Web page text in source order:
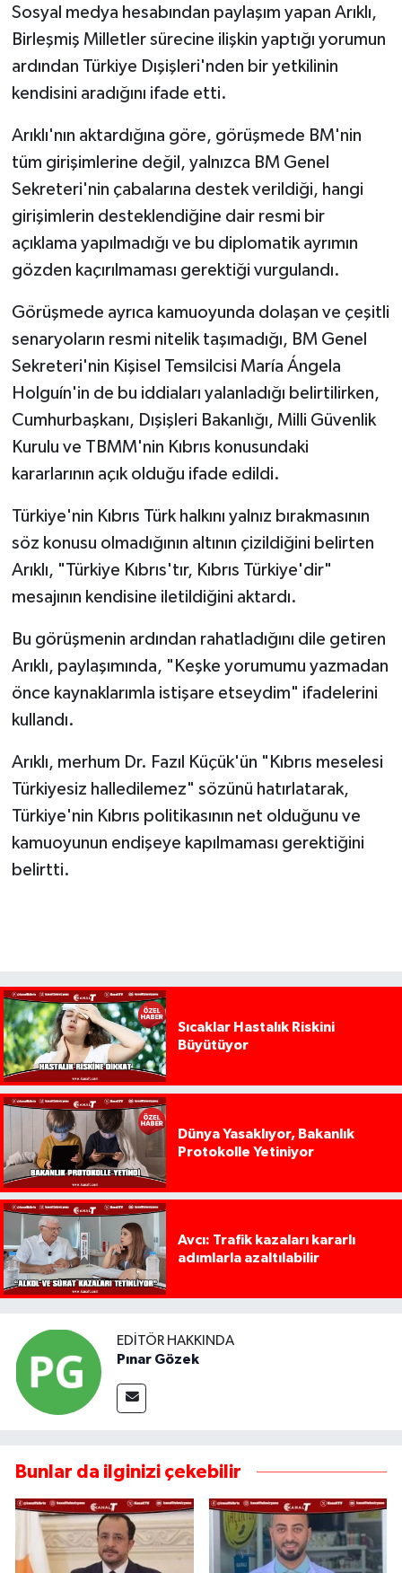
Sosyal medya hesabından paylaşım yapan Arıklı,
Birleşmiş Milletler sürecine ilişkin yaptığı yorumun
ardından Türkiye Dışişleri'nden bir yetkilinin
kendisini aradığını ifade etti.
Arıklı'nın aktardığına göre, görüşmede BM'nin
tüm girişimlerine değil, yalnızca BM Genel
Sekreteri'nin çabalarına destek verildiği, hangi
girişimlerin desteklendiğine dair resmi bir
açıklama yapılmadığı ve bu diplomatik ayrımın
gözden kaçırılmaması gerektiği vurgulandı.
Görüşmede ayrıca kamuoyunda dolaşan ve çeşitli
senaryoların resmi nitelik taşımadığı, BM Genel
Sekreteri'nin Kişisel Temsilcisi María Ángela
Holguín'in de bu iddiaları yalanladığı belirtilirken,
Cumhurbaşkanı, Dışişleri Bakanlığı, Milli Güvenlik
Kurulu ve TBMM'nin Kıbrıs konusundaki
kararlarının açık olduğu ifade edildi.
Türkiye'nin Kıbrıs Türk halkını yalnız bırakmasının
söz konusu olmadığının altının çizildiğini belirten
Arıklı, "Türkiye Kıbrıs'tır, Kıbrıs Türkiye'dir"
mesajının kendisine iletildiğini aktardı.
Bu görüşmenin ardından rahatladığını dile getiren
Arıklı, paylaşımında, "Keşke yorumumu yazmadan
önce kaynaklarımla istişare etseydim" ifadelerini
kullandı.
Arıklı, merhum Dr. Fazıl Küçük'ün "Kıbrıs meselesi
Türkiyesiz halledilemez" sözünü hatırlatarak,
Türkiye'nin Kıbrıs politikasının net olduğunu ve
kamuoyunun endişeye kapılmaması gerektiğini
belirtti.
Sıcaklar Hastalık Riskini
Büyütüyor
Dünya Yasaklıyor, Bakanlık
Protokolle Yetiniyor
Avcı: Trafik kazaları kararlı
adımlarla azaltılabilir
EDITÖR HAKKINDA
Pınar Gözek
Bunlar da ilginizi çekebilir